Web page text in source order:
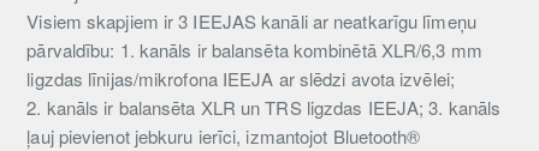
Visiem skapjiem ir 3 IEEJAS kanāli ar neatkarīgu līmeņu
pārvaldību: 1. kanāls ir balansēta kombinētā XLR/6,3 mm
ligzdas līnijas/mikrofona IEEJA ar slēdzi avota izvēlei;
2. kanāls ir balansēta XLR un TRS ligzdas IEEJA; 3. kanāls
ļauj pievienot jebkuru ierīci, izmantojot Bluetooth®